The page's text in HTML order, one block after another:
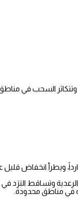
وتتكاثر السحب في
ويطرأ انخفاض قليل
وتساقط البَرَد
في مناطق محدودة.